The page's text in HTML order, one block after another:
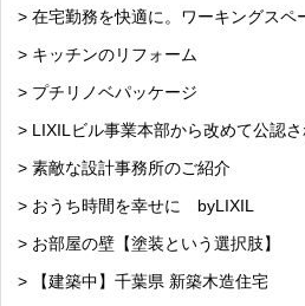
> 在宅勤務を快適に。ワーキングスペ
> キッチンのリフォーム
> プチリノベパッケージ
> LIXILビル事業本部から改めて公認さ
> 素敵な設計事務所のご紹介
> おうち時間を幸せに byLIXIL
> お部屋の壁【塗装という選択肢】
> 【建築中】千葉県 新築木造住宅